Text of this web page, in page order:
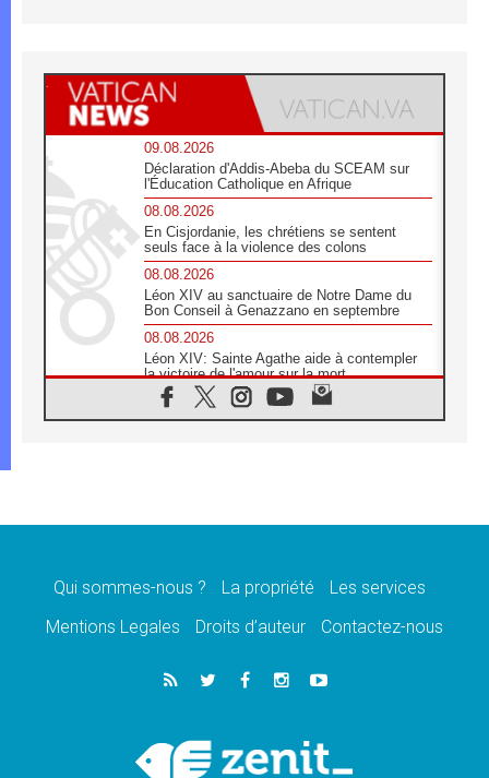
09.08.2026
Déclaration d'Addis-Abeba du SCEAM sur
l'Éducation Catholique en Afrique
08.08.2026
En Cisjordanie, les chrétiens se sentent
seuls face à la violence des colons
08.08.2026
Léon XIV au sanctuaire de Notre Dame du
Bon Conseil à Genazzano en septembre
08.08.2026
Léon XIV: Sainte Agathe aide à contempler
la victoire de l'amour sur la mort
08.08.2026
«Relancer l'empathie», le projet Triennal d'art
08.08.2026
07.08.2026
Calapan devient un diocèse
Congo-Brazzaville: le 15 août, entre solennité
de l'Assomption et mémoire nationale
«La paix commence par l'empathie» estime
le cardinal Parolin
Qui sommes-nous ? La propriété
Les services
Mentions Legales
Droits d’auteur Contactez-nous